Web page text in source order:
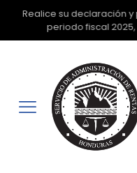
Realice su declaración
periodo fiscal